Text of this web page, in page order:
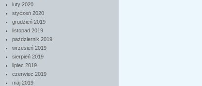
luty 2020
styczeń 2020
grudzień 2019
listopad 2019
październik 2019
wrzesień 2019
sierpień 2019
lipiec 2019
czerwiec 2019
maj 2019